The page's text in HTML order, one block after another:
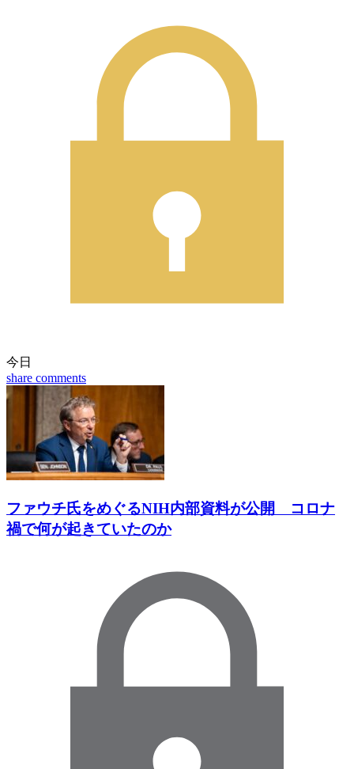
今日
share comments
ファウチ氏をめぐるNIH内部資料が公開 コロナ
禍で何が起きていたのか